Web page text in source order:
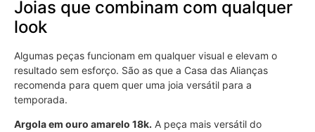
Joias que combinam com qualquer
look
Algumas peças funcionam em qualquer visual e elevam o
resultado sem esforço. São as que a Casa das Alianças
recomenda para quem quer uma joia versátil para a
temporada.
Argola em ouro amarelo 18k. A peça mais versátil do